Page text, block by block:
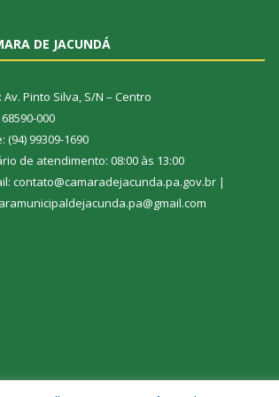
DE JACUNDÁ
Av. Pinto Silva, S/N – Centro
68590-000
(94) 99309-1690
de atendimento: 08:00 às 13:00
contato@camaradejacunda.pa.gov.br |